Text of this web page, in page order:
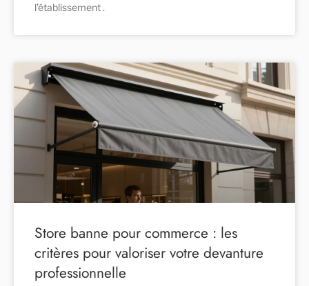
l’établissement .
Store banne pour commerce : les
critères pour valoriser votre devanture
professionnelle